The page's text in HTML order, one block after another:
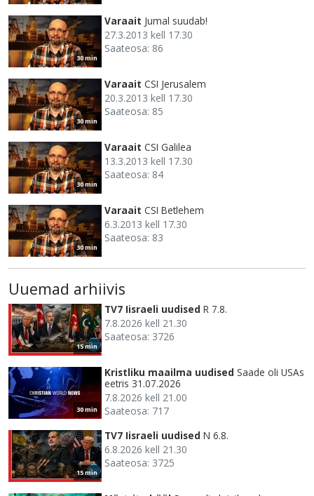
30 min
Varaait Jumal suudab!
27.3.2013 kell 17.30
Saateosa: 86
30 min
Varaait CSI Jerusalem
20.3.2013 kell 17.30
Saateosa: 85
30 min
Varaait CSI Galilea
13.3.2013 kell 17.30
Saateosa: 84
30 min
Varaait CSI Betlehem
6.3.2013 kell 17.30
Saateosa: 83
Uuemad arhiivis
15 min
TV7 Iisraeli uudised R 7.8.
7.8.2026 kell 21.30
Saateosa: 3726
30 min
Kristliku maailma uudised Saade oli USAs
eetris 31.07.2026
7.8.2026 kell 21.00
Saateosa: 717
15 min
TV7 Iisraeli uudised N 6.8.
6.8.2026 kell 21.30
Saateosa: 3725